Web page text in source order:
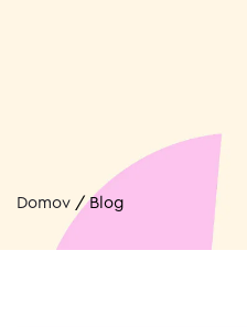
Domov /Blog